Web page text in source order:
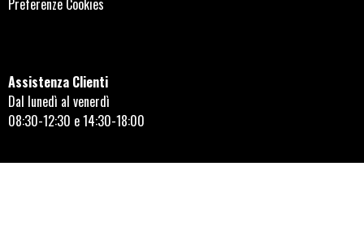
Assistenza Clienti
Dal lunedì al venerdì
08:30-12:30 e 14:30-18:00
Orari negozio di Alseno